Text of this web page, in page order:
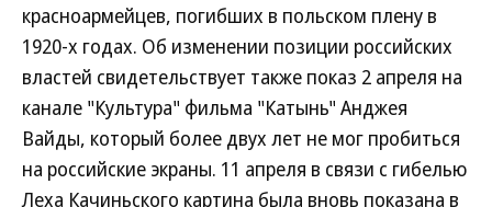
красноармейцев, погибших в польском плену в
1920-х годах. Об изменении позиции российских
властей свидетельствует также показ 2 апреля на
канале "Культура" фильма "Катынь" Анджея
Вайды, который более двух лет не мог пробиться
на российские экраны. 11 апреля в связи с гибелью
Леха Качиньского картина была вновь показана в